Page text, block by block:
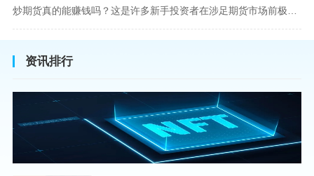
资讯排行